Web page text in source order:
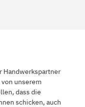
Handwerkspartner
unserem
dass die
schicken, auch